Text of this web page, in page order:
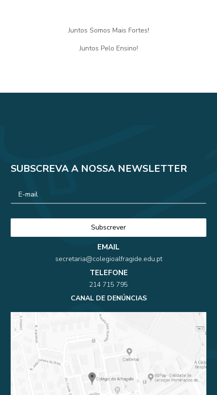
Juntos Somos Mais Fortes!
Juntos Pelo Ensino!
SUBSCREVA A NOSSA NEWSLETTER
EMAIL
secretaria@colegioalfragide.edu.pt
TELEFONE
214 715 795
CANAL DE DENÚNCIAS